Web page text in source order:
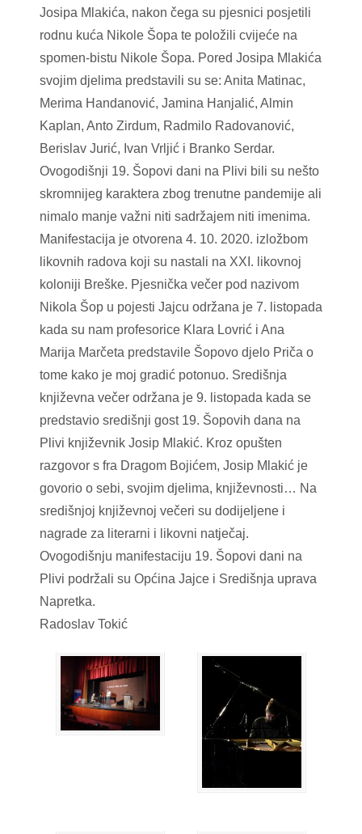
Josipa Mlakića, nakon čega su pjesnici posjetili
rodnu kuća Nikole Šopa te položili cvijeće na
spomen-bistu Nikole Šopa. Pored Josipa Mlakića
svojim djelima predstavili su se: Anita Matinac,
Merima Handanović, Jamina Hanjalić, Almin
Kaplan, Anto Zirdum, Radmilo Radovanović,
Berislav Jurić, Ivan Vrljić i Branko Serdar.
Ovogodišnji 19. Šopovi dani na Plivi bili su nešto
skromnijeg karaktera zbog trenutne pandemije ali
nimalo manje važni niti sadržajem niti imenima.
Manifestacija je otvorena 4. 10. 2020. izložbom
likovnih radova koji su nastali na XXI. likovnoj
koloniji Breške. Pjesnička večer pod nazivom
Nikola Šop u pojesti Jajcu održana je 7. listopada
kada su nam profesorice Klara Lovrić i Ana
Marija Marčeta predstavile Šopovo djelo Priča o
tome kako je moj gradić potonuo. Središnja
književna večer održana je 9. listopada kada se
predstavio središnji gost 19. Šopovih dana na
Plivi književnik Josip Mlakić. Kroz opušten
razgovor s fra Dragom Bojićem, Josip Mlakić je
govorio o sebi, svojim djelima, književnosti… Na
središnjoj književnoj večeri su dodijeljene i
nagrade za literarni i likovni natječaj.
Ovogodišnju manifestaciju 19. Šopovi dani na
Plivi podržali su Općina Jajce i Središnja uprava
Napretka.
Radoslav Tokić